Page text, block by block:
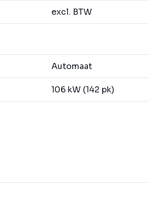
excl. BTW
Automaat
106 kW (142 pk)